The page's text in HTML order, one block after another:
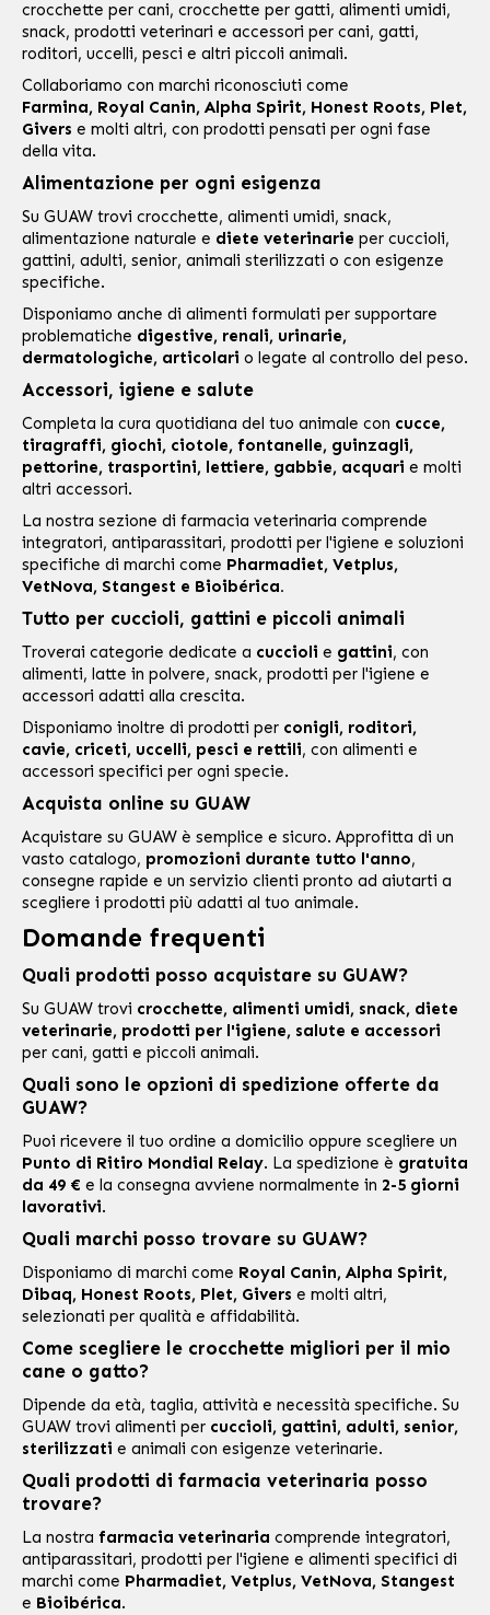
crocchette per cani, crocchette per gatti, alimenti umidi,
snack, prodotti veterinari e accessori per cani, gatti,
roditori, uccelli, pesci e altri piccoli animali.
Collaboriamo con marchi riconosciuti come
Farmina, Royal Canin, Alpha Spirit, Honest Roots, Plet,
Givers e molti altri, con prodotti pensati per ogni fase
della vita.
Alimentazione per ogni esigenza
Su GUAW trovi crocchette, alimenti umidi, snack,
alimentazione naturale e diete veterinarie per cuccioli,
gattini, adulti, senior, animali sterilizzati o con esigenze
specifiche.
Disponiamo anche di alimenti formulati per supportare
problematiche digestive, renali, urinarie,
dermatologiche, articolari o legate al controllo del peso.
Accessori, igiene e salute
Completa la cura quotidiana del tuo animale con cucce,
tiragraffi, giochi, ciotole, fontanelle, guinzagli,
pettorine, trasportini, lettiere, gabbie, acquari e molti
altri accessori.
La nostra sezione di farmacia veterinaria comprende
integratori, antiparassitari, prodotti per l'igiene e soluzioni
specifiche di marchi come Pharmadiet, Vetplus,
VetNova, Stangest e Bioibérica.
Tutto per cuccioli, gattini e piccoli animali
Troverai categorie dedicate a cuccioli e gattini, con
alimenti, latte in polvere, snack, prodotti per l'igiene e
accessori adatti alla crescita.
Disponiamo inoltre di prodotti per conigli, roditori,
cavie, criceti, uccelli, pesci e rettili, con alimenti e
accessori specifici per ogni specie.
Acquista online su GUAW
Acquistare su GUAW è semplice e sicuro. Approfitta di un
vasto catalogo, promozioni durante tutto l'anno,
consegne rapide e un servizio clienti pronto ad aiutarti a
scegliere i prodotti più adatti al tuo animale.
Domande frequenti
Quali prodotti posso acquistare su GUAW?
Su GUAW trovi crocchette, alimenti umidi, snack, diete
veterinarie, prodotti per l'igiene, salute e accessori
per cani, gatti e piccoli animali.
Quali sono le opzioni di spedizione offerte da
GUAW?
Puoi ricevere il tuo ordine a domicilio oppure scegliere un
Punto di Ritiro Mondial Relay. La spedizione è gratuita
da 49 € e la consegna avviene normalmente in 2-5 giorni
lavorativi.
Quali marchi posso trovare su GUAW?
Disponiamo di marchi come Royal Canin, Alpha Spirit,
Dibaq, Honest Roots, Plet, Givers e molti altri,
selezionati per qualità e affidabilità.
Come scegliere le crocchette migliori per il mio
cane o gatto?
Dipende da età, taglia, attività e necessità specifiche. Su
GUAW trovi alimenti per cuccioli, gattini, adulti, senior,
sterilizzati e animali con esigenze veterinarie.
Quali prodotti di farmacia veterinaria posso
trovare?
La nostra farmacia veterinaria comprende integratori,
antiparassitari, prodotti per l'igiene e alimenti specifici di
marchi come Pharmadiet, Vetplus, VetNova, Stangest
e Bioibérica.